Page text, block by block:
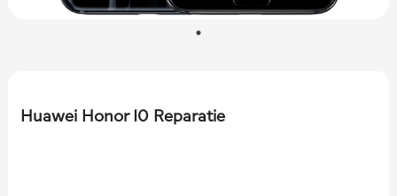
Huawei Honor 10 Reparatie